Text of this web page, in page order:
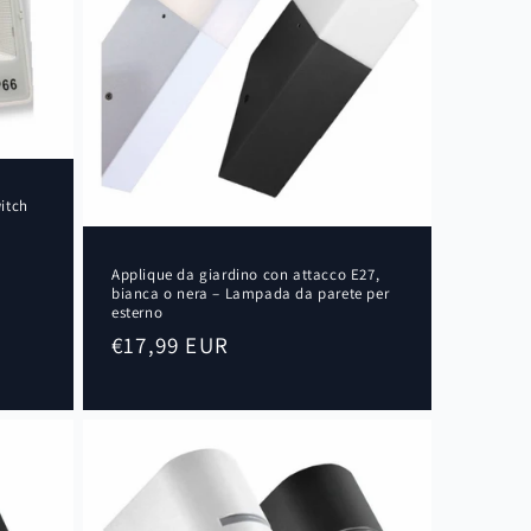
Applique da giardino con attacco E27,
bianca o nera – Lampada da parete per
esterno
Prezzo
listino
€17,99 EUR